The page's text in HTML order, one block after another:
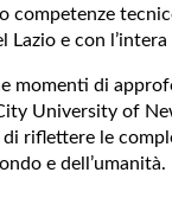
competenze
e con
momenti di
University of
riflettere le
e dell’umanità.